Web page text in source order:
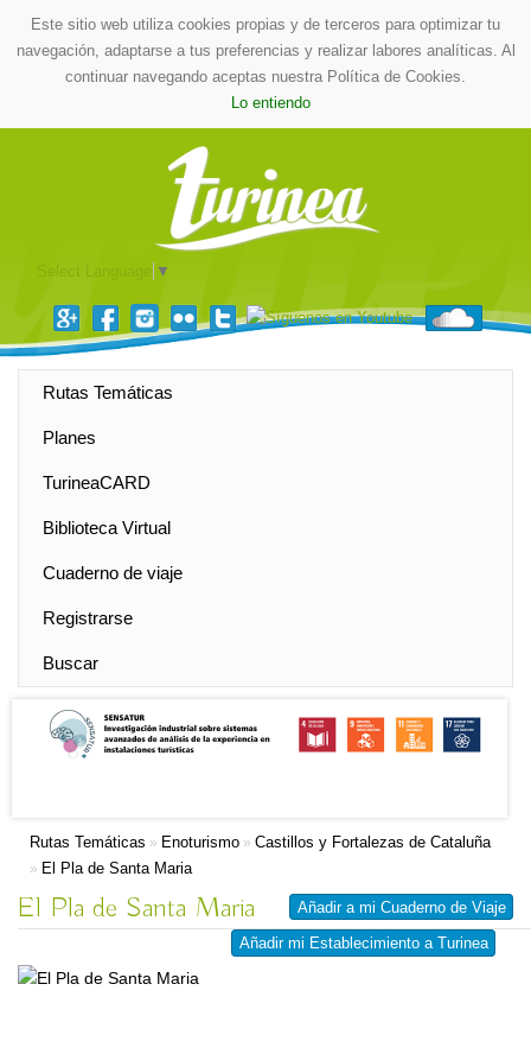
Este sitio web utiliza cookies propias y de terceros para optimizar tu
navegación, adaptarse a tus preferencias y realizar labores analíticas. Al
continuar navegando aceptas nuestra Política de Cookies.
Lo entiendo
▼
Rutas Temáticas
Planes
TurineaCARD
Biblioteca Virtual
Cuaderno de viaje
Registrarse
Buscar
Rutas Temáticas » Enoturismo » Castillos y Fortalezas de Cataluña
» El Pla de Santa Maria
Añadir a mi Cuaderno de Viaje
Añadir mi Establecimiento a Turinea
El Pla de Santa Maria